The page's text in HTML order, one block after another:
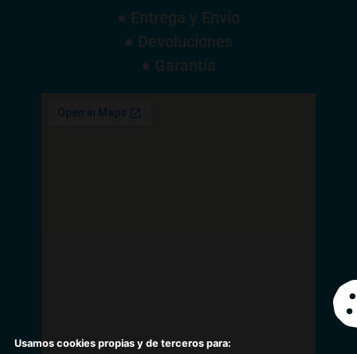
● Entrega y Envío
● Devoluciones
● Garantía
Usamos cookies propias y de terceros para: